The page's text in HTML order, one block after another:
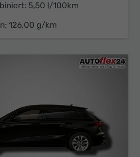
5,50 l/100km
126,00 g/km